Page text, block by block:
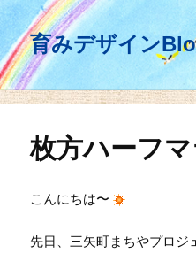
育みデザイン
枚方ハーフ
こんにちは〜
先日、三矢町まちやプロジ